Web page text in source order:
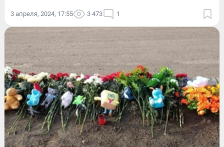
3 апреля, 2024, 17:55 3 473 1